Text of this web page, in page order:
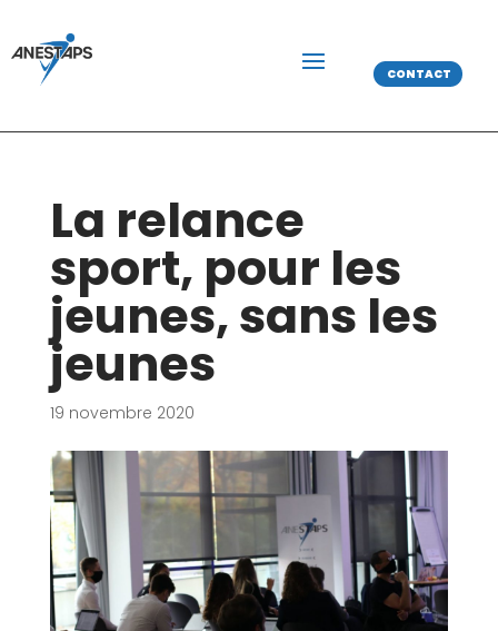
CONTACT
La relance
sport, pour les
jeunes, sans les
jeunes
19 novembre 2020